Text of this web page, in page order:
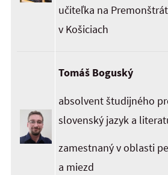
učiteľka na
v Košiciach
Tomáš Boguský
absolvent študijného
slovenský jazyk a
zamestnaný v oblasti
a miezd